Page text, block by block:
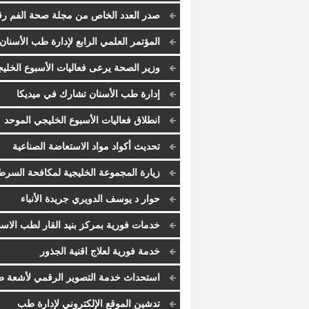
صدر العدد الخاص من مجلة صحة الفم
25 المؤتمر العلمي الرابع لإدارة طب الأسنان
وزير الصحة يرعى فعاليات الأسبوع
الموحد السادس في محافظة العاصمة
إدارة طب الأسنان تشارك في ميديكا
انطلاق فعاليات الأسبوع الخليجي الموحد
السادس لتعزيز صحة الفم
تحديث أكواد مواد الاستعاضة الصناعية
زيارة المجموعة الخليجية لمكافحة
لمنطقة الحديدة باليمن
حوار د يوسف الدويري جريدة الأنباء
خدمات فورية بمركز بنيد القار لطب
خدمة فورية لعلاج اقنية الجذور
استحداث خدمة التصوير الرقمي
الأسنانتدشين الموقع الإلكتروني لإدارة طب